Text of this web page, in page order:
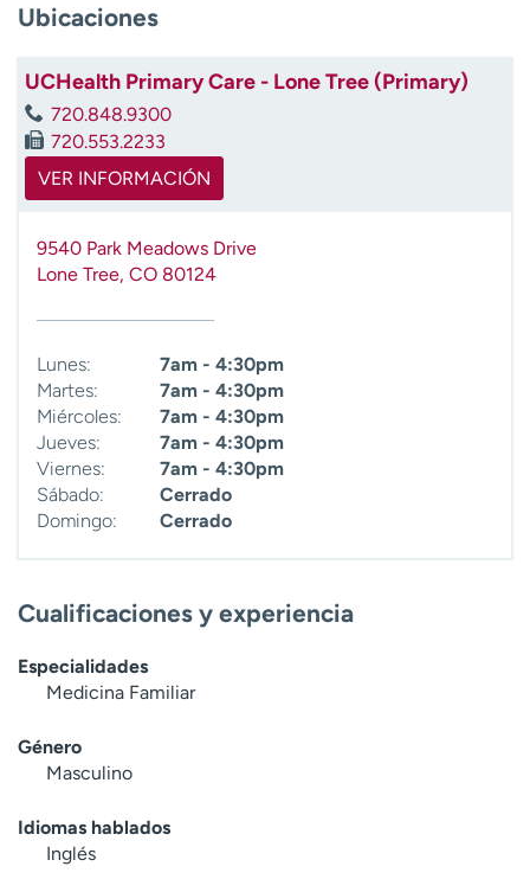
Ubicaciones
UCHealth Primary Care - Lone Tree (Primary)
720.848.9300
720.553.2233
VER INFORMACIÓN
9540 Park Meadows Drive
Lone Tree, CO 80124
Lunes:
7am - 4:30pm
Martes:
7am - 4:30pm
Miércoles:
7am - 4:30pm
Jueves:
7am - 4:30pm
Viernes:
7am - 4:30pm
Sábado:
Cerrado
Domingo:
Cerrado
Cualificaciones y experiencia
Especialidades
Medicina Familiar
Género
Masculino
Idiomas hablados
Inglés